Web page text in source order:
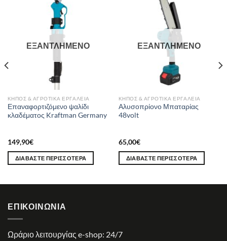
ΕΞΑΝΤΛΗΜΈΝΟ
ΚΉΠΟΣ & ΑΓΡΟΤΙΚΆ ΕΡΓΑΛΕΊΑ
Επαναφορτιζόμενο ψαλίδι
κλαδέματος Kraftman Germany
149,90€
ΔΙΑΒΆΣΤΕ ΠΕΡΙΣΣΌΤΕΡΑ
ΕΞΑΝΤΛΗΜΈΝΟ
ΚΉΠΟΣ & ΑΓΡΟΤΙΚΆ ΕΡΓΑΛΕΊΑ
Αλυσοπρίονο Μπαταρίας
48volt
65,00€
ΔΙΑΒΆΣΤΕ ΠΕΡΙΣΣΌΤΕΡΑ
ΕΠΙΚΟΙΝΩΝΊΑ
Ωράριο λειτουργίας e-shop: 24/7